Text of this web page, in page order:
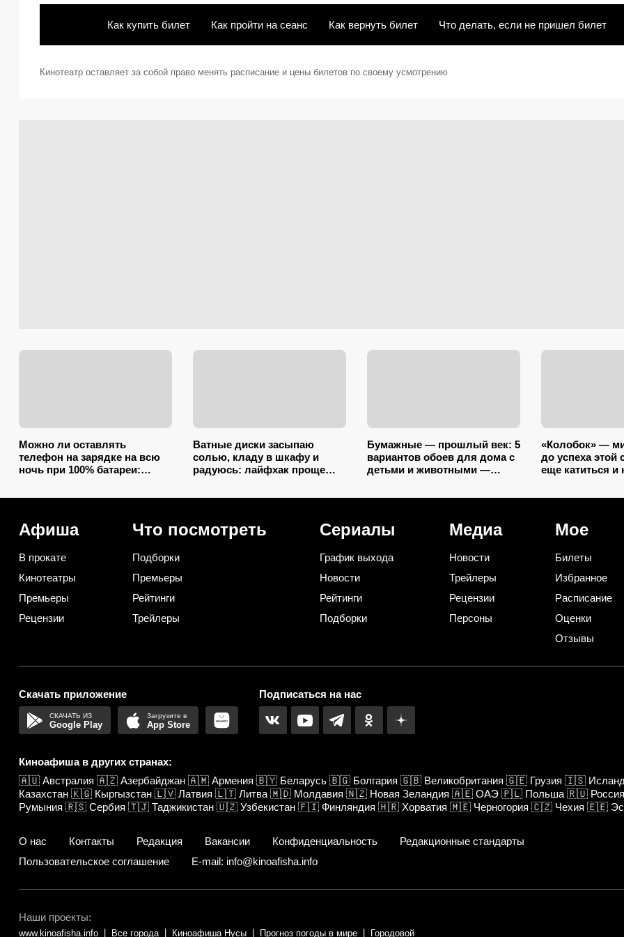
Как купить билет Как пройти на сеанс Как вернуть билет Что делать, если не пришел билет
Кинотеатр оставляет за собой право менять расписание и цены билетов по своему усмотрению
Можно ли оставлять
телефон на зарядке на всю
ночь при 100% батареи:
Ватные диски засыпаю
солью, кладу в шкафу и
радуюсь: лайфхак проще
Бумажные — прошлый век: 5
вариантов обоев для дома с
детьми и животными —
«Колобок» —
до успеха этой
еще катиться и
Афиша
В прокате
Кинотеатры
Премьеры
Рецензии
Что посмотреть
Подборки
Премьеры
Рейтинги
Трейлеры
Сериалы
График выхода
Новости
Рейтинги
Подборки
Медиа
Новости
Трейлеры
Рецензии
Персоны
Мое
Билеты
Избранное
Расписание
Оценки
Отзывы
Скачать приложение
Google Play App Store
Подписаться на нас
Киноафиша в других странах:
🇦🇺 Австралия 🇦🇿 Азербайджан 🇦🇲 Армения 🇧🇾 Беларусь 🇧🇬 Болгария 🇬🇧 Великобритания 🇬🇪 Грузия 🇮🇸
Казахстан 🇰🇬 Кыргызстан 🇱🇻 Латвия 🇱🇹 Литва 🇲🇩 Молдавия 🇳🇿 Новая Зеландия 🇦🇪 ОАЭ 🇵🇱 Польша 🇷🇺 Россия
Румыния 🇷🇸 Сербия 🇹🇯 Таджикистан 🇺🇿 Узбекистан 🇫🇮 Финляндия 🇭🇷 Хорватия 🇲🇪 Черногория 🇨🇿 Чехия 🇪🇪
О нас Контакты Редакция Вакансии Конфиденциальность
Редакционные стандарты
Пользовательское соглашение
E-mail: info@kinoafisha.info
Наши проекты:
www.kinoafisha.info Все города Киноафиша Нусы Прогноз погоды в мире Городовой